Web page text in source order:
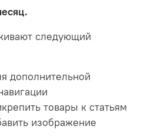
следующий
дополнительной
товары к статьям
изображение